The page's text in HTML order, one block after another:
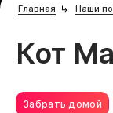
Главная Наши
Кот
Забрать домой